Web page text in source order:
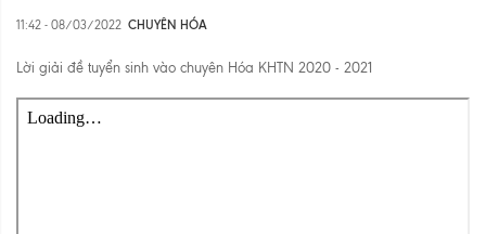
11:42 - 08/03/2022 CHUYÊN HÓA
Lời giải đề tuyển sinh vào chuyên Hóa KHTN 2020 - 2021